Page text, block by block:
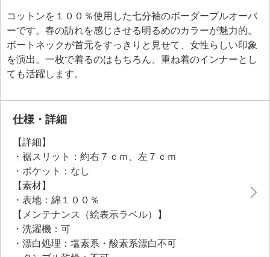
コットンを１００％使用した七分袖のボーダープルオーバ
ーです。春の訪れを感じさせる明るめのカラーが魅力的。
ボートネックが首元をすっきりと見せて、女性らしい印象
を演出。一枚で着るのはもちろん、重ね着のインナーとし
ても活躍します。
仕様・詳細
【詳細】
・裾スリット：約右７ｃｍ、左７ｃｍ
・ポケット：なし
【素材】
・表地：綿１００％
【メンテナンス（絵表示ラベル）】
・洗濯機：可
・漂白処理：塩素系・酸素系漂白不可